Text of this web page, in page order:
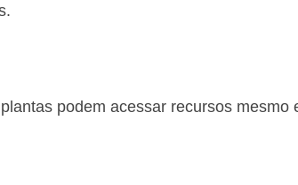
podem acessar recursos mesmo